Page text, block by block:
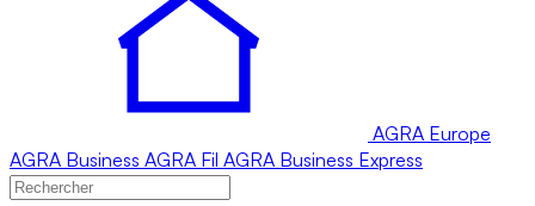
AGRA Europe
AGRA Business AGRA Fil AGRA Business Express